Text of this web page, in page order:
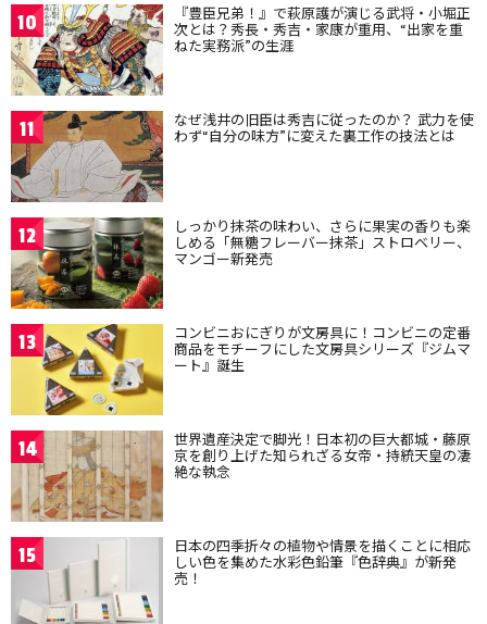
10 『豊臣兄弟！』で萩原護が演じる武将・小堀正
次とは？秀長・秀吉・家康が重用、“出家を重
ねた実務派”の生涯
11 なぜ浅井の旧臣は秀吉に従ったのか？ 武力を使
わず“自分の味方”に変えた裏工作の技法とは
12 しっかり抹茶の味わい、さらに果実の香りも楽
しめる「無糖フレーバー抹茶」ストロベリー、
マンゴー新発売
13 コンビニおにぎりが文房具に！コンビニの定番
商品をモチーフにした文房具シリーズ『ジムマ
ート』誕生
14 世界遺産決定で脚光！日本初の巨大都城・藤原
京を創り上げた知られざる女帝・持統天皇の凄
絶な執念
15 日本の四季折々の植物や情景を描くことに相応
しい色を集めた水彩色鉛筆『色辞典』が新発
売！